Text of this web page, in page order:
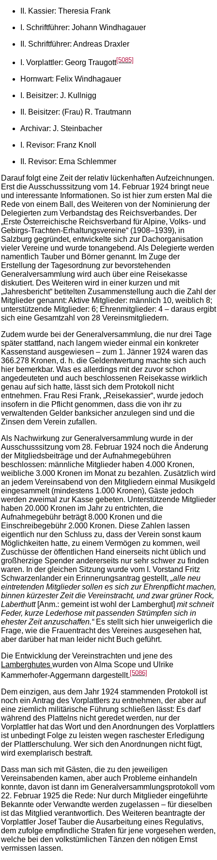
II. Kassier: Theresia Frank
I. Schriftführer: Johann Windhagauer
II. Schriftführer: Andreas Draxler
I. Vorplattler: Georg Traugott[5085]
Hornwart: Felix Windhagauer
I. Beisitzer: J. Kullnigg
II. Beisitzer: (Frau) R. Trautmann
Archivar: J. Steinbacher
I. Revisor: Franz Knoll
II. Revisor: Erna Schlemmer
Darauf folgt eine Zeit der relativ lückenhaften Aufzeichnungen.
Erst die Ausschusssitzung vom 14. Februar 1924 bringt neue
und interessante Informationen. So ist hier zum ersten Mal die
Rede von einem Ball, des Weiteren von der Nominierung der
Delegierten zum Verbandstag des Reichsverbandes. Der
„Erste Österreichische Reichsverband für Alpine, Volks- und
Gebirgs-Trachten-Erhaltungsvereine“ (1908–1939), in
Salzburg gegründet, entwickelte sich zur Dachorganisation
vieler Vereine und wurde tonangebend. Als Delegierte werden
namentlich Tauber und Börner genannt. Im Zuge der
Erstellung der Tagesordnung zur bevorstehenden
Generalversammlung wird auch über eine Reisekasse
diskutiert. Des Weiteren wird in einer kurzen und mit
„Jahresbericht“ betitelten Zusammenstellung auch die Zahl der
Mitglieder genannt: Aktive Mitglieder: männlich 10, weiblich 8;
unterstützende Mitglieder: 6; Ehrenmitglieder: 4 – daraus ergibt
sich eine Gesamtzahl von 28 Vereinsmitgliedern.
Zudem wurde bei der Generalversammlung, die nur drei Tage
später stattfand, nach langem wieder einmal ein konkreter
Kassenstand ausgewiesen – zum 1. Jänner 1924 waren das
366.278 Kronen, d. h. die Geldentwertung machte sich auch
hier bemerkbar. Was es allerdings mit der zuvor schon
angedeuteten und auch beschlossenen Reisekasse wirklich
genau auf sich hatte, lässt sich dem Protokoll nicht
entnehmen. Frau Resi Frank, „Reisekassier“, wurde jedoch
insofern in die Pflicht genommen, dass die von ihr zu
verwaltenden Gelder banksicher anzulegen sind und die
Zinsen dem Verein zufallen.
Als Nachwirkung zur Generalversammlung wurde in der
Ausschusssitzung vom 28. Februar 1924 noch die Änderung
der Mitgliedsbeiträge und der Aufnahmegebühren
beschlossen: männliche Mitglieder haben 4.000 Kronen,
weibliche 3.000 Kronen im Monat zu bezahlen. Zusätzlich wird
an jedem Vereinsabend von den Mitgliedern einmal Musikgeld
eingesammelt (mindestens 1.000 Kronen), Gäste jedoch
werden zweimal zur Kasse gebeten. Unterstützende Mitglieder
haben 20.000 Kronen im Jahr zu entrichten, die
Aufnahmegebühr beträgt 8.000 Kronen und die
Einschreibegebühr 2.000 Kronen. Diese Zahlen lassen
eigentlich nur den Schluss zu, dass der Verein sonst kaum
Möglichkeiten hatte, zu einem Vermögen zu kommen, weil
Zuschüsse der öffentlichen Hand einerseits nicht üblich und
großherzige Spender andererseits nur sehr schwer zu finden
waren. In der gleichen Sitzung wurde vom I. Vorstand Fritz
Schwarzenlander ein Erinnerungsantrag gestellt, „alle neu
eintretenden Mitglieder sollen es sich zur Ehrenpflicht machen,
binnen kürzester Zeit die Vereinstracht, und zwar grüner Rock,
Laberthutt [Anm.: gemeint ist wohl der Lamberghut] mit schneit
Feder, kurze Lederhose mit passenden Strümpfen sich in
ehester Zeit anzuschaffen.“Es stellt sich hier unweigerlich die
Frage, wie die Frauentracht des Vereines ausgesehen hat,
aber darüber hat man leider nicht Buch geführt.
Die Entwicklung der Vereinstrachten und jene des
Lamberghutes wurden von Alma Scope und Ulrike
Kammerhofer-Aggermann dargestellt. [5086]
Dem einzigen, aus dem Jahr 1924 stammenden Protokoll ist
noch ein Antrag des Vorplattlers zu entnehmen, der aber auf
eine ziemlich militärische Führung schließen lässt: Es darf
während des Plattelns nicht geredet werden, nur der
Vorplattler hat das Wort und den Anordnungen des Vorplattlers
ist unbedingt Folge zu leisten wegen raschester Erledigung
der Plattlerschulung. Wer sich den Anordnungen nicht fügt,
wird exemplarisch bestraft.
Dass man sich mit Gästen, die zu den jeweiligen
Vereinsabenden kamen, aber auch Probleme einhandeln
konnte, davon ist dann im Generalversammlungsprotokoll vom
22. Februar 1925 die Rede: Nur durch Mitglieder eingeführte
Bekannte oder Verwandte werden zugelassen – für dieselben
ist das Mitglied verantwortlich. Des Weiteren beantragte der
Vorplattler Josef Tauber die Ausarbeitung eines Regulativs,
dem zufolge empfindliche Strafen für jene vorgesehen werden,
welche bei den volkstümlichen Tänzen den nötigen Ernst
vermissen lassen.